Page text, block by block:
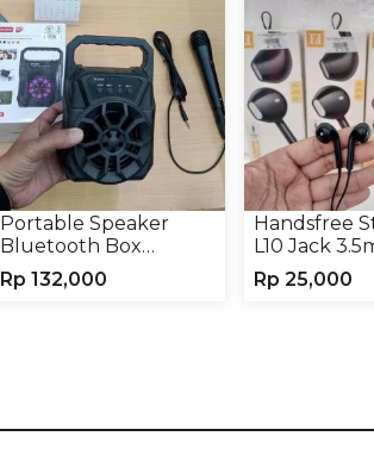
Portable Speaker
Bluetooth Box
TNS315 Speaker
Portable Wireless
Rp 132,000
Handsfree
L10 Jack
Earphone
Headphone
Rp 25,000